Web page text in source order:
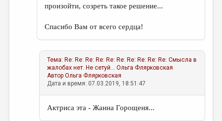
произойти, созреть такое решение...
Спасибо Вам от всего сердца!
Тема: Re: Re: Re: Re: Re: Re: Re: Re: Re: Re: Смысла в
жалобах нет. Не сетуй... Ольга Флярковская
АвторОльга Флярковская
Дата и время: 07.03.2019, 18:51:47
Актриса эта - Жанна Горощеня...